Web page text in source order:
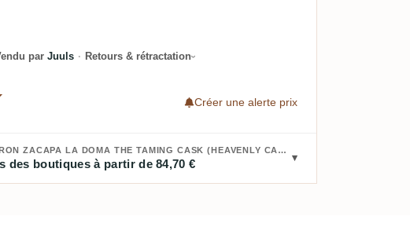
par Juuls · Retours & rétractation
Créer une alerte prix
ACHETER RON ZACAPA RON ZACAPA LA DOMA THE TAMING CASK (HEAVENLY CASK COLLECTION) 2020 :
des boutiques à partir de 84,70 €